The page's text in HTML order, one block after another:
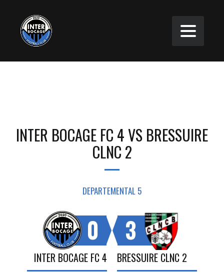
INTER BOCAGE FC 4 VS BRESSUIRE
CLNC 2
DEPARTEMENTAL 5
0
INTER BOCAGE FC 4
3
BRESSUIRE CLNC 2